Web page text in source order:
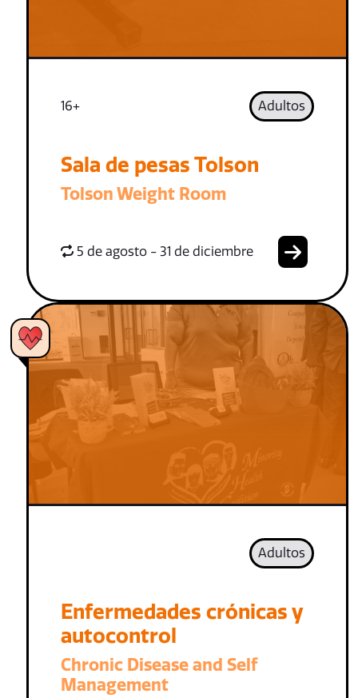
16+ Adultos
Sala de pesas Tolson
Tolson Weight Room
5 de agosto - 31 de diciembre
Adultos
Enfermedades crónicas y
autocontrol
Chronic Disease and Self
Management